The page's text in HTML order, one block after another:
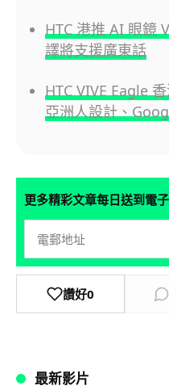
HTC 港推 AI 眼鏡
譯將支援廣東話
HTC VIVE Eagle
亞洲人設計、
更多精彩文章每日送到電
讚好0
最新影片